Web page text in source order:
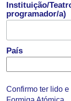
Instituição/
programador/a)
País
Confirmo ter lido e